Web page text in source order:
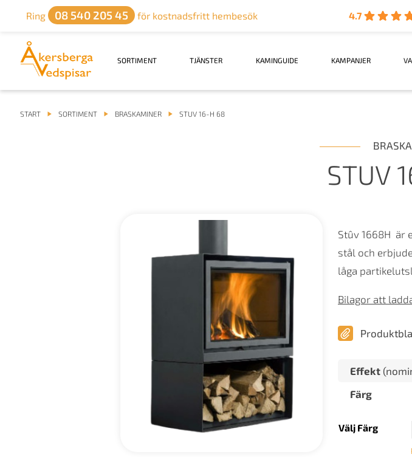
Ring 08 540 205 45 för kostnadsfritt hembesök 4.7
SORTIMENT TJÄNSTER KAMINGUIDE KAMPANJER
START SORTIMENT BRASKAMINER STUV 16-H 68
STUV
Stûv 1668H är
stål och
låga
Bilagor att
Effekt
Färg
Välj Färg